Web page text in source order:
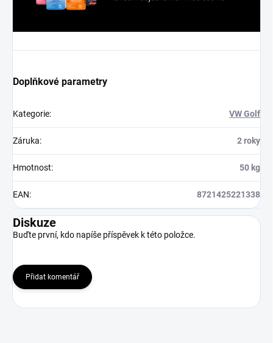
Doplňkové parametry
Kategorie: VW Golf
Záruka: 2 roky
Hmotnost: 50 kg
EAN: 8721425221338
Diskuze
Buďte první, kdo napíše příspěvek k této položce.
Přidat komentář